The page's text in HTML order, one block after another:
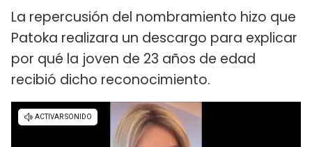
La repercusión del nombramiento hizo que
Patoka realizara un descargo para explicar
por qué la joven de 23 años de edad
recibió dicho reconocimiento.